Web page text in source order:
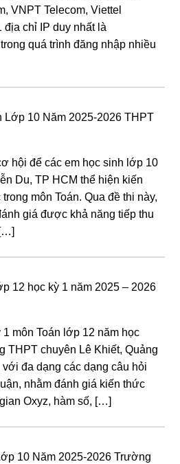
VNPT Telecom, Viettel
địa chỉ IP duy nhất là
quá trình đăng nhập nhiều
Lớp 10 Năm 2025-2026 THPT
hội để các em học sinh lớp 10
Du, TP HCM thể hiện kiến
môn Toán. Qua đề thi này,
giá được khả năng tiếp thu
12 học kỳ 1 năm 2025 – 2026
môn Toán lớp 12 năm học
THPT chuyên Lê Khiết, Quảng
đa dạng các dạng câu hỏi
nhằm đánh giá kiến thức
Oxyz, hàm số, […]
10 Năm 2025-2026 Trường